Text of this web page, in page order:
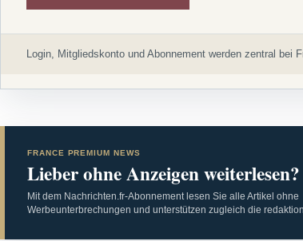
Login, Mitgliedskonto und Abonnement werden zentral bei
FRANCE PREMIUM NEWS
Lieber ohne Anzeigen weiterlesen?
Mit dem Nachrichten.fr-Abonnement lesen Sie alle Artikel ohne
Werbeunterbrechungen und unterstützen zugleich die